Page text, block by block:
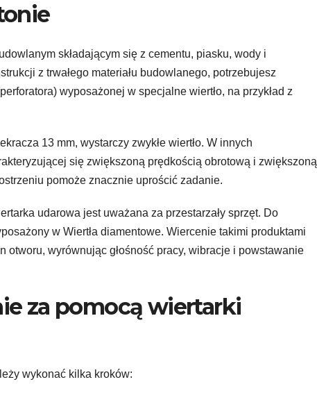
składającym się z cementu, piasku, wody i
z trwałego materiału budowlanego, potrzebujesz
wyposażonej w specjalne wiertło, na przykład z
13 mm, wystarczy zwykłe wiertło. W innych
się zwiększoną prędkością obrotową i zwiększoną
pomoże znacznie uprościć zadanie.
udarowa jest uważana za przestarzały sprzęt. Do
w Wiertła diamentowe. Wiercenie takimi produktami
wyrównując głośność pracy, wibracje i powstawanie
za pomocą wiertarki
wykonać kilka kroków: